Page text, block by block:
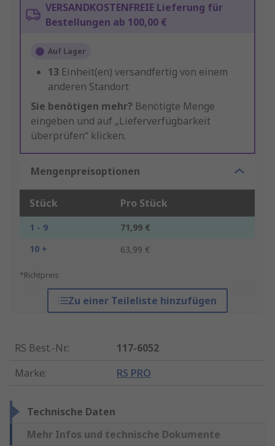
VERSANDKOSTENFREIE Lieferung für
Bestellungen ab 100,00 €
Auf Lager
13 Einheit(en) versandfertig von einem
anderen Standort
Sie benötigen mehr? Benötigte Menge
eingeben und auf „Lieferverfügbarkeit
überprüfen“ klicken.
Mengenpreisoptionen
Stück Pro Stück
1 - 9
71,99 €
10 +
63,99 €
*Richtpreis
Zu einer Teileliste hinzufügen
RS Best.-Nr.:
117-6052
Marke: RS PRO
Technische Daten
Mehr Infos und technische Dokumente